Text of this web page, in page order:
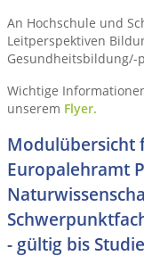
An Hochschule und
Leitperspektiven
Gesundheitsbildung/-
Wichtige
unserem Flyer.
Modulübersicht
Europalehramt
- gültig bis